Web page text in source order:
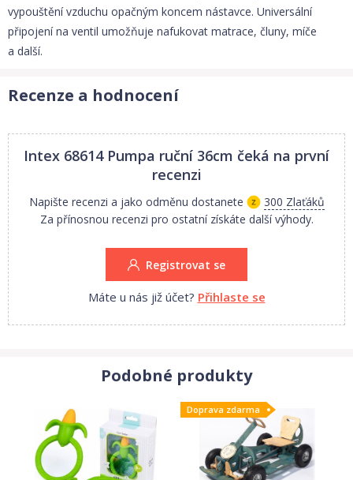
vypouštění vzduchu opačným koncem nástavce. Universální
připojení na ventil umožňuje nafukovat matrace, čluny, míče
a další.
Recenze a hodnocení
Intex 68614 Pumpa ruční 36cm čeká na první
recenzi
Napište recenzi a jako odměnu dostanete
300 Zlaťáků
Za přínosnou recenzi pro ostatní získáte další výhody.
Registrovat se
Máte u nás již účet? Přihlaste se
Podobné produkty
Doprava zdarma